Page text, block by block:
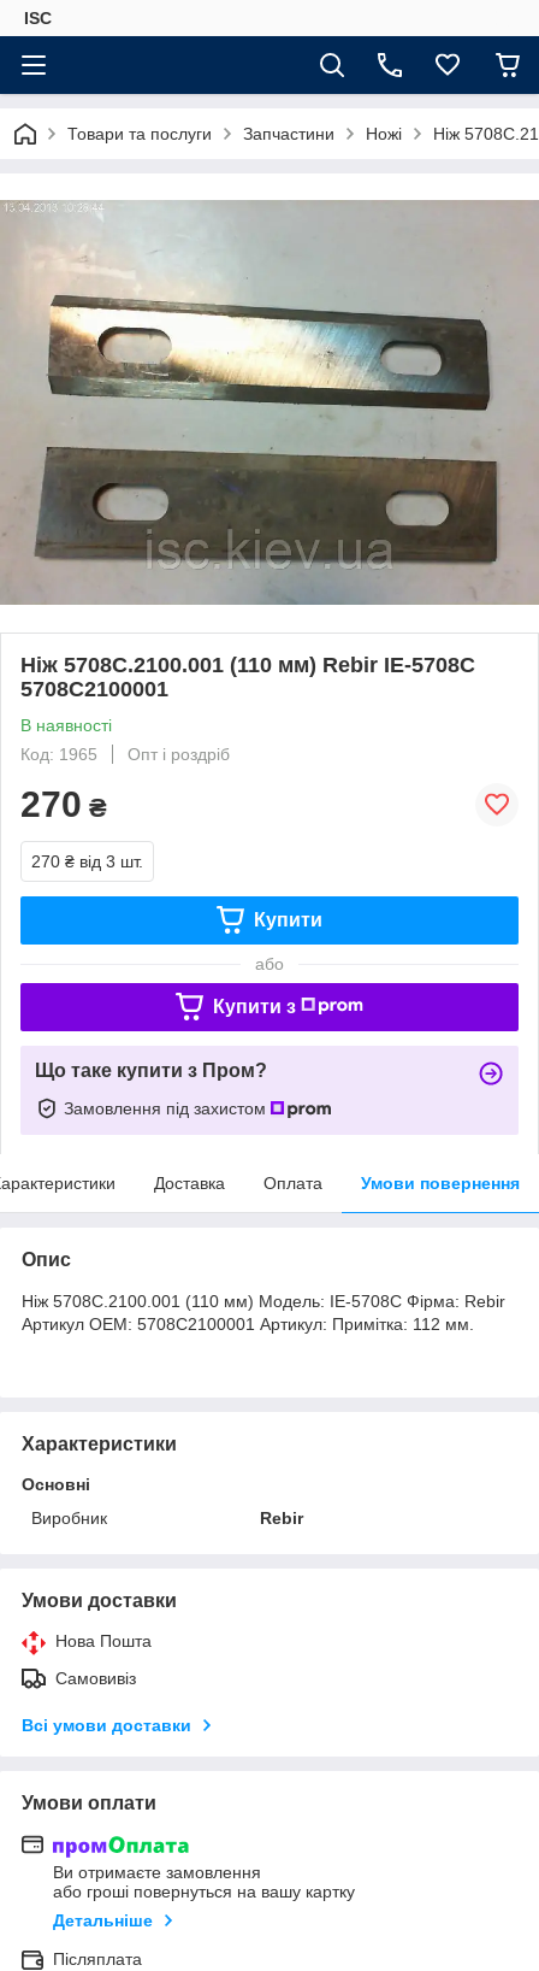
ISC
Товари та послуги Запчастини Ножі Ніж
Ніж 5708С.2100.001 (110 мм) Rebir IE-5708C
5708C2100001
В наявності
Код: 1965
Опт і роздріб
270 ₴
270 ₴ від 3 шт.
Купити
або
Купити з
Що таке купити з Пром?
Замовлення під захистом
Доставка Оплата Умови повернення
Опис
Ніж 5708С.2100.001 (110 мм) Модель: IE-5708C Фірма: Rebir
Артикул OEM: 5708C2100001 Артикул: Примітка: 112 мм.
Характеристики
Основні
Виробник
Rebir
Умови доставки
Нова Пошта
Самовивіз
Всі умови доставки
Умови оплати
Ви отримаєте замовлення
або гроші повернуться на вашу картку
Детальніше
Післяплата